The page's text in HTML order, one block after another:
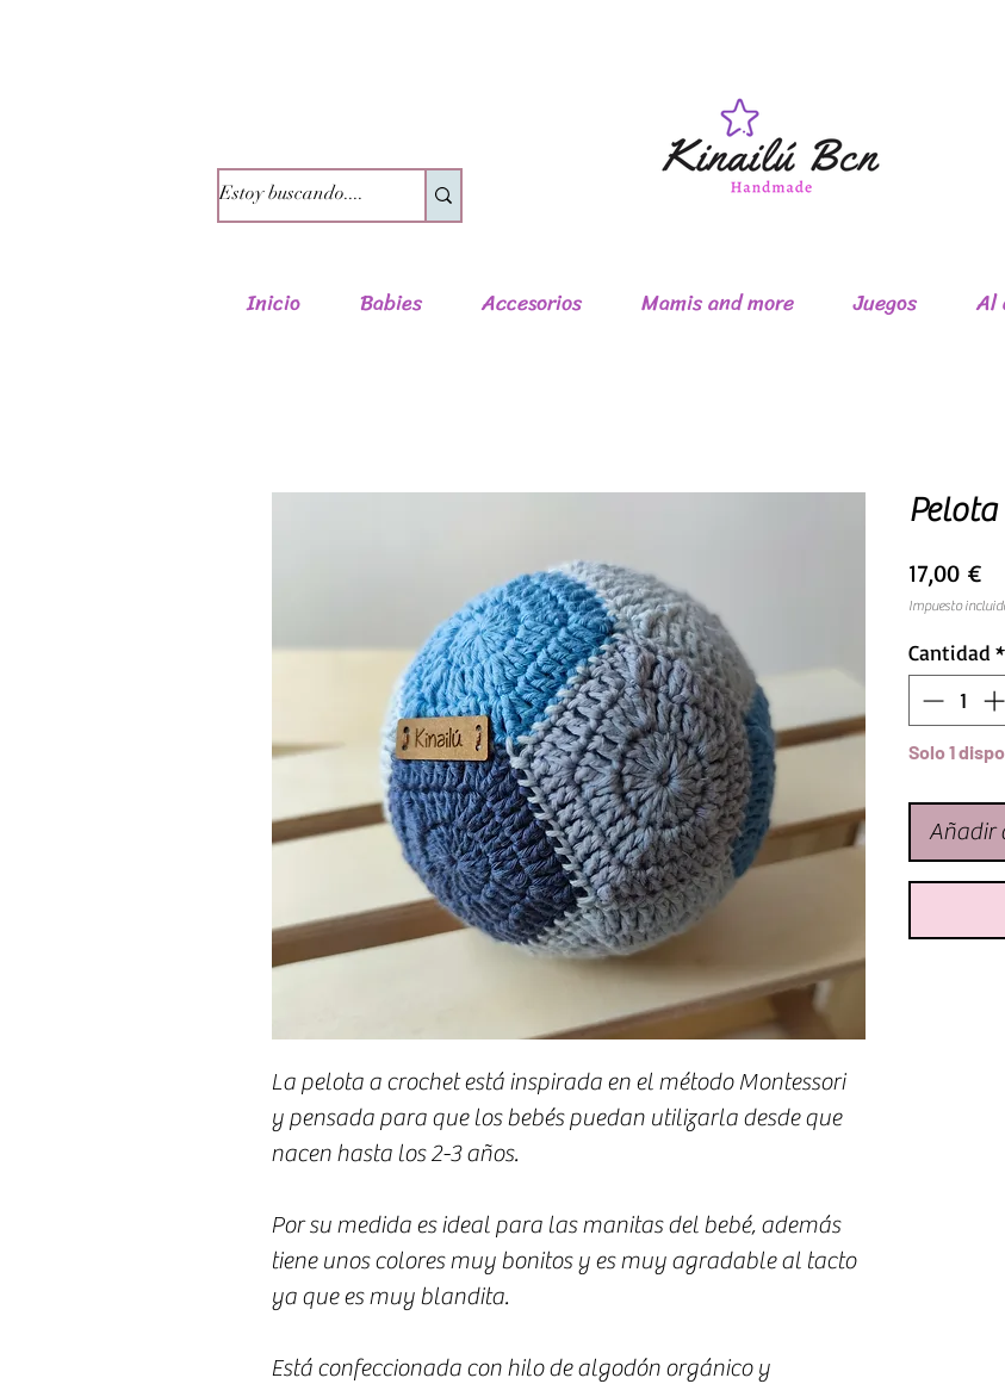
Inicio Babies Accesorios Mamis and more Juegos Al
La pelota a crochet está inspirada en el método Montessori
y pensada para que los bebés puedan utilizarla desde que
nacen hasta los 2-3 años.
Por su medida es ideal para las manitas del bebé, además
tiene unos colores muy bonitos y es muy agradable al tacto
ya que es muy blandita.
Está confeccionada con hilo de algodón orgánico y
17,00 €
Impuesto
Cantidad *
Solo 1
Añadir